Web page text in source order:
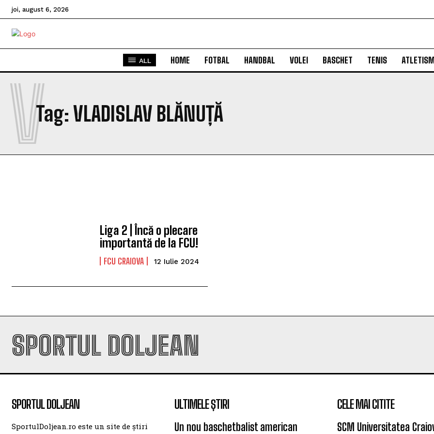
joi, august 6, 2026
ALL HOME FOTBAL HANDBAL VOLEI BASCHET TENIS
Tag: VLADISLAV BLĂNUȚĂ
V
Liga 2 | Încă o plecare
importantă de la FCU!
FCU CRAIOVA 12 Iulie 2024
SPORTUL DOLJEAN
SPORTUL DOLJEAN
SportulDoljean.ro este un site de știri
ULTIMELE ȘTIRI
Un nou baschetbalist american
CELE MAI CITITE
SCM Universitatea